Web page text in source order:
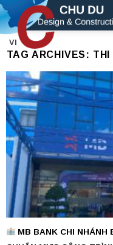
Skip
to
content
VI
TAG ARCHIVES: THI
MB BANK CHI NHÁNH